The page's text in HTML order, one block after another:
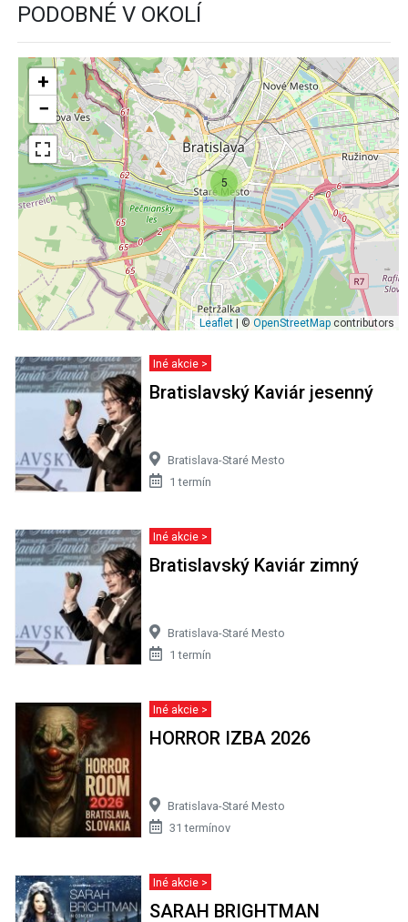
PODOBNÉ V OKOLÍ
5
+
−
Leaflet | ©OpenStreetMap contributors
Iné akcie >
Bratislavský Kaviár jesenný
Bratislava-Staré Mesto
1 termín
Iné akcie >
Bratislavský Kaviár zimný
Bratislava-Staré Mesto
1 termín
Iné akcie >
HORROR IZBA 2026
Bratislava-Staré Mesto
31 termínov
Iné akcie >
SARAH BRIGHTMAN